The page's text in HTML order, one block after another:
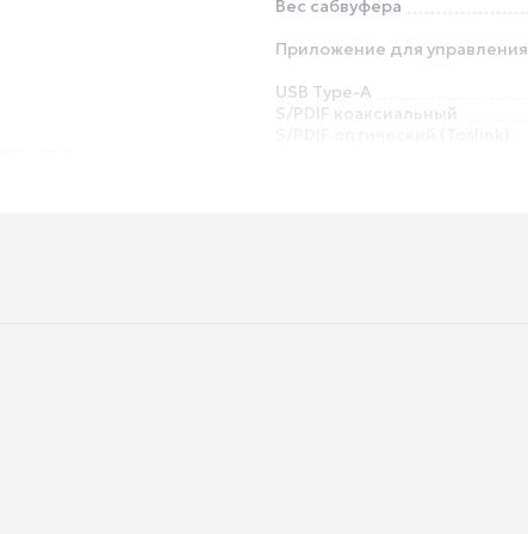
Вес сабвуфера
Приложение для управления
USB Type-A
S/PDIF коаксиальный